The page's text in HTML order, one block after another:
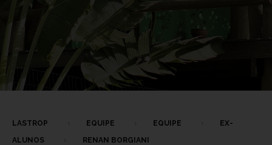
LASTROP EQUIPE EQUIPE
EX-
ALUNOS
RENAN BORGIANI